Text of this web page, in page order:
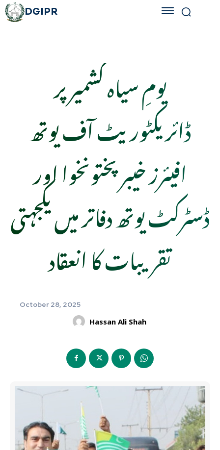
DGIPR
یومِ سیاہ کشمیر پر
ڈائریکٹوریٹ آف یوتھ
افیئرز خیبر پختونخوا اور
ڈسٹرکٹ یوتھ دفاتر میں یکجہتی
تقریبات کا انعقاد
October 28, 2025
Hassan Ali Shah